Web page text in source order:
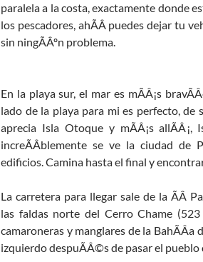
paralela a la costa, exactamente donde
los pescadores, ahÃÂ­ puedes dejar tu
sin ningÃÂºn problema.
En la playa sur, el mar es mÃÂ¡s
lado de la playa para mi es perfecto, de
aprecia Isla Otoque y mÃÂ¡s
increÃÂ­blemente se ve la ciudad de
edificios. Camina hasta el final y
La carretera para llegar sale de la ÃÂ
las faldas norte del Cerro Chame
camaroneras y manglares de la BahÃÂ­a
izquierdo despuÃÂ©s de pasar el pueblo